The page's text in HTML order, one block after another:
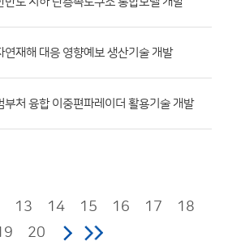
재해 대응 영향예보 생산기술 개발
처 융합 이중편파레이더 활용기술 개발
13 14 15 16 17
18
20